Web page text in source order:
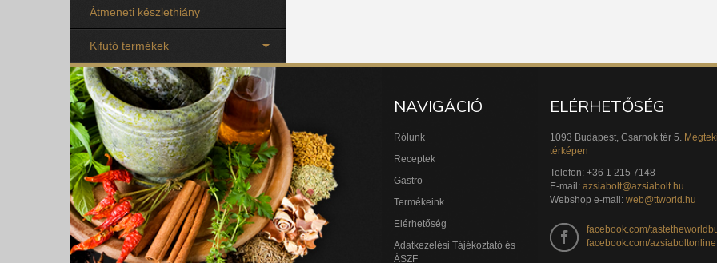
Átmeneti készlethiány
Kifutó termékek
NAVIGÁCIÓ
Rólunk
Receptek
Gastro
Termékeink
Elérhetőség
Adatkezelési Tájékoztató és
ÁSZF
ELÉRHETŐSÉG
1093 Budapest, Csarnok tér 5.
térképen
Telefon: +36 1 215 7148
E-mail: azsiabolt@azsiabolt.hu
Webshop e-mail: web@ttworld.hu
facebook.com/
facebook.com/azsiaboltonline